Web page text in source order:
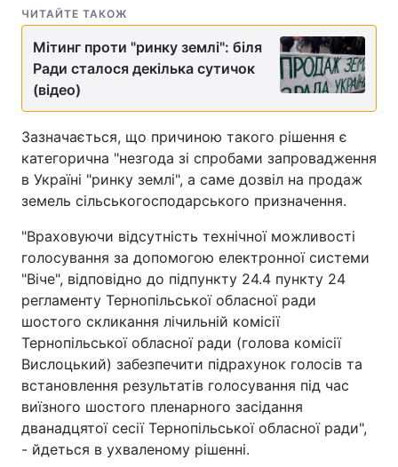
ЧИТАЙТЕ ТАКОЖ
Мітинг проти "ринку землі": біля
Ради сталося декілька сутичок
(відео)
Зазначається, що причиною такого рішення є
категорична "незгода зі спробами запровадження
в Україні "ринку землі", а саме дозвіл на продаж
земель сільськогосподарського призначення.
"Враховуючи відсутність технічної можливості
голосування за допомогою електронної системи
"Віче", відповідно до підпункту 24.4 пункту 24
регламенту Тернопільської обласної ради
шостого скликання лічильній комісії
Тернопільської обласної ради (голова комісії
Вислоцький) забезпечити підрахунок голосів та
встановлення результатів голосування під час
виїзного шостого пленарного засідання
дванадцятої сесії Тернопільської обласної ради",
- йдеться в ухваленому рішенні.